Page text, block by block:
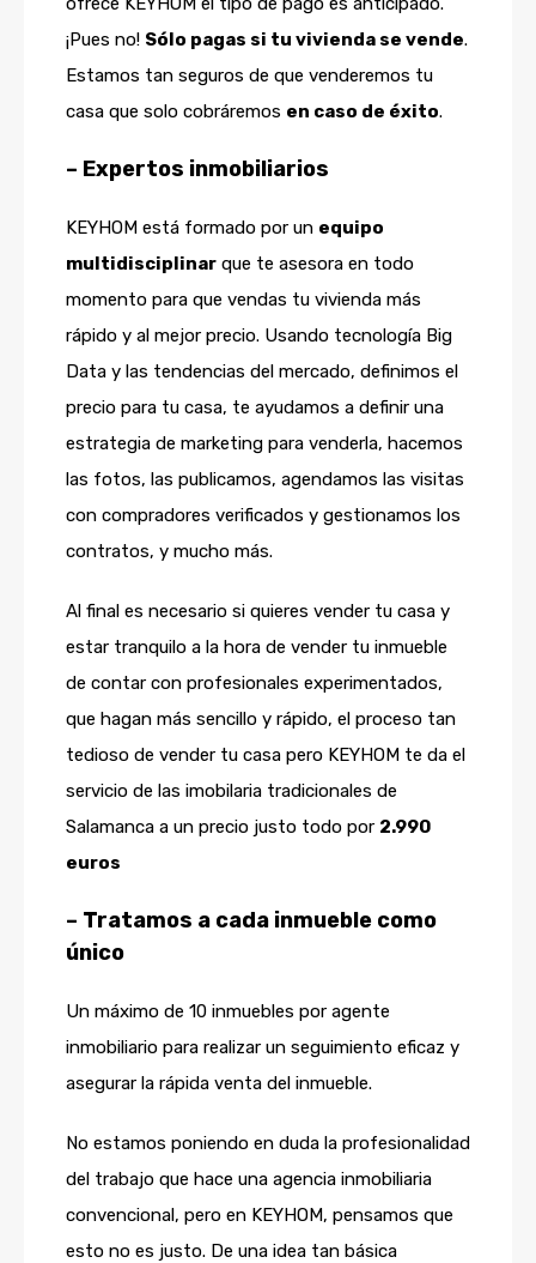
¡Pues no! Sólo pagas si tu vivienda se vende.
Estamos tan seguros de que venderemos tu
casa que solo cobráremos en caso de éxito.
– Expertos inmobiliarios
KEYHOM está formado por un equipo
multidisciplinar que te asesora en todo
momento para que vendas tu vivienda más
rápido y al mejor precio. Usando tecnología Big
Data y las tendencias del mercado, definimos el
precio para tu casa, te ayudamos a definir una
estrategia de marketing para venderla, hacemos
las fotos, las publicamos, agendamos las visitas
con compradores verificados y gestionamos los
contratos, y mucho más.
Al final es necesario si quieres vender tu casa y
estar tranquilo a la hora de vender tu inmueble
de contar con profesionales experimentados,
que hagan más sencillo y rápido, el proceso tan
tedioso de vender tu casa pero KEYHOM te da el
servicio de las imobilaria tradicionales de
Salamanca a un precio justo todo por 2.990
euros
– Tratamos a cada inmueble como
único
Un máximo de 10 inmuebles por agente
inmobiliario para realizar un seguimiento eficaz y
asegurar la rápida venta del inmueble.
No estamos poniendo en duda la profesionalidad
del trabajo que hace una agencia inmobiliaria
convencional, pero en KEYHOM, pensamos que
esto no es justo. De una idea tan básica